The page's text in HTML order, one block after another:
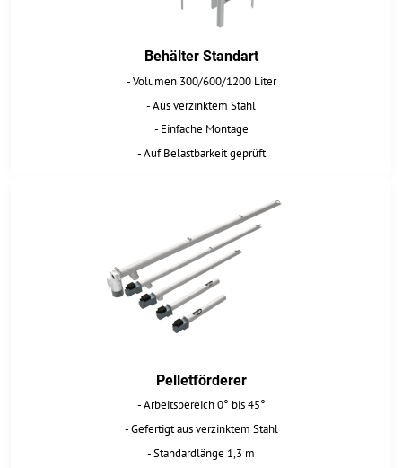
Behälter Standart
- Volumen 300/600/1200 Liter
- Aus verzinktem Stahl
- Einfache Montage
- Auf Belastbarkeit geprüft
Pelletförderer
- Arbeitsbereich 0° bis 45°
- Gefertigt aus verzinktem Stahl
- Standardlänge 1,3 m